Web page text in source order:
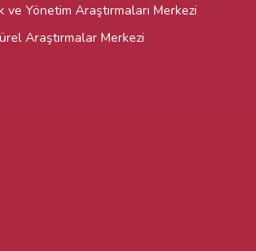
ve Yönetim Araştırmaları Merkezi
Araştırmalar Merkezi